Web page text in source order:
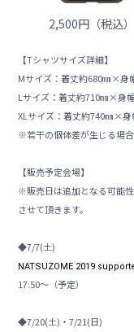
2,500円（税込）
【Tシャツサイズ詳細】
Mサイズ：着丈約680㎜×身
Lサイズ：着丈約710㎜×身
XLサイズ：着丈約740㎜×
※若干の個体差が生じる場合
【販売予定会場】
※販売日は追加となる可能
させて頂きます。
◆7/7(土)
NATSUZOME 2019
17:50～（予定）
◆7/20(土)・7/21(日)